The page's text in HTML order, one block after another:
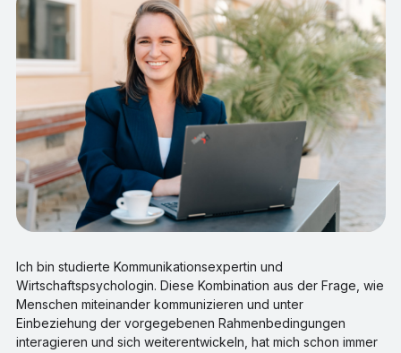
Ich bin studierte Kommunikationsexpertin und
Wirtschaftspsychologin. Diese Kombination aus der Frage, wie
Menschen miteinander kommunizieren und unter
Einbeziehung der vorgegebenen Rahmenbedingungen
interagieren und sich weiterentwickeln, hat mich schon immer